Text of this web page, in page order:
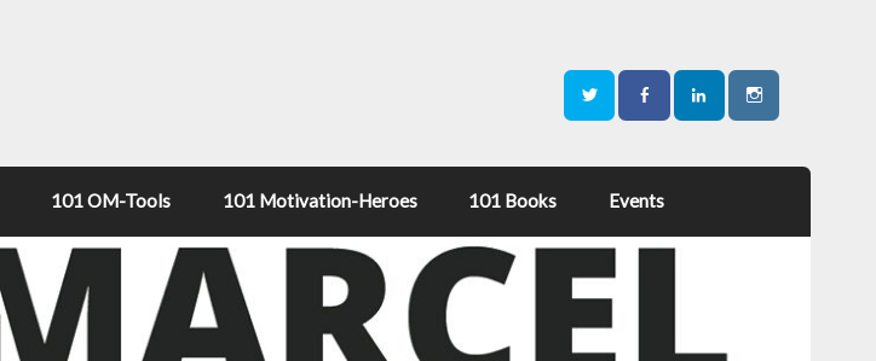
101 OM-Tools 101 Motivation-Heroes 101 Books Events